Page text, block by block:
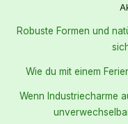
Robuste Formen und
Wie du mit einem
Wenn Industriecharme